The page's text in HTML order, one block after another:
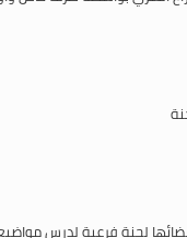
لجنة فرعية لدرس